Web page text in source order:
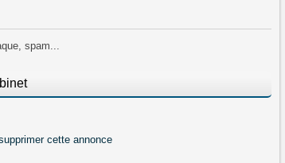
spam...
cette annonce